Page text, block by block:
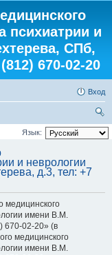
психиатрии и
СПб,
670-02-20
Вход
ои
Язык:
и неврологии
д.3, тел: +7
медицинского
имени В.М.
670-02-20» (в
медицинского
имени В.М.